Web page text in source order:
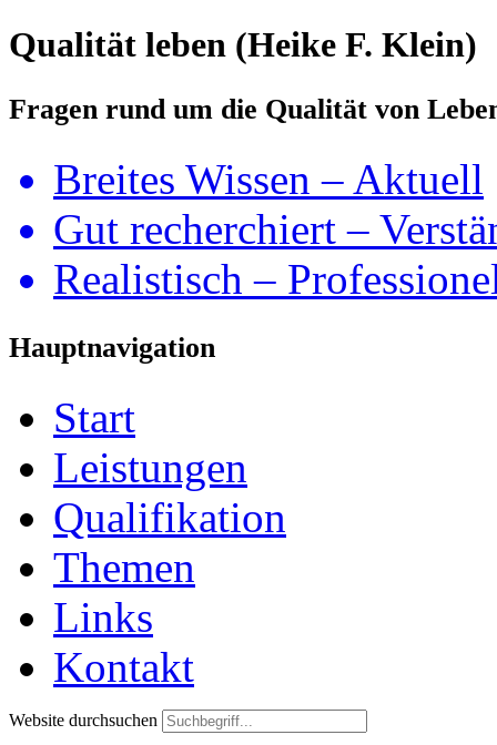
Qualität leben (Heike F. Klein)
Fragen rund um die Qualität von
Breites Wissen – Aktuell
Gut recherchiert –
Realistisch –
Hauptnavigation
Start
Leistungen
Qualifikation
Themen
Links
Kontakt
Website durchsuchen